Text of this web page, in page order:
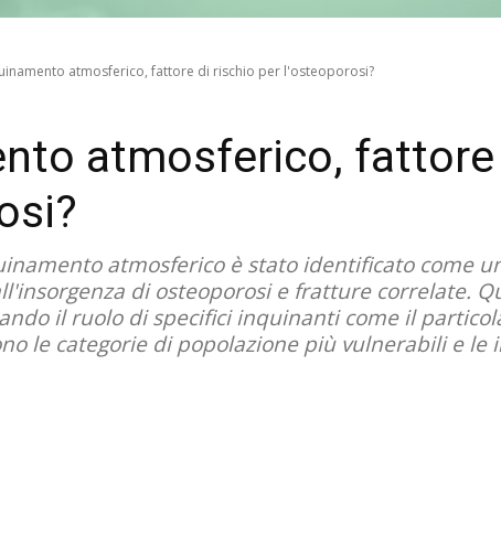
atmosferico, fattore di rischio per l'osteoporosi?
atmosferico,
atmosferico è stato identificato come
di osteoporosi e fratture correlate.
il ruolo di specifici inquinanti come il
le categorie di popolazione più vulnerabili e le